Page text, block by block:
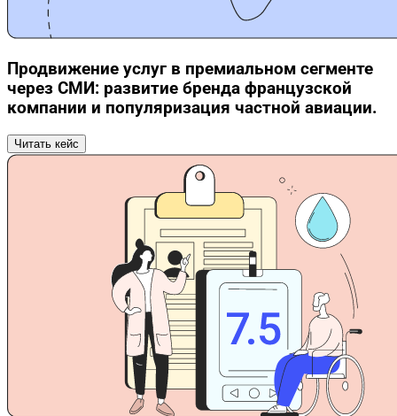
Продвижение услуг в премиальном сегменте
через СМИ: развитие бренда французской
компании и популяризация частной авиации.
Читать кейс